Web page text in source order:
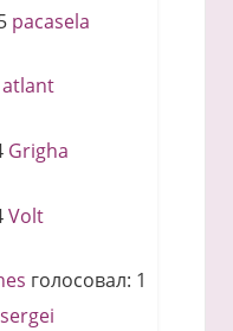
pacasela
atlant
Grigha
Volt
голосовал: 1
sergei